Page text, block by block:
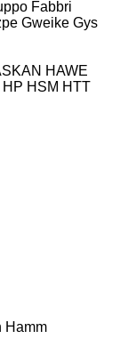
Fabbri
Gweike Gys
HAWE
HP HSM HTT
Hamm